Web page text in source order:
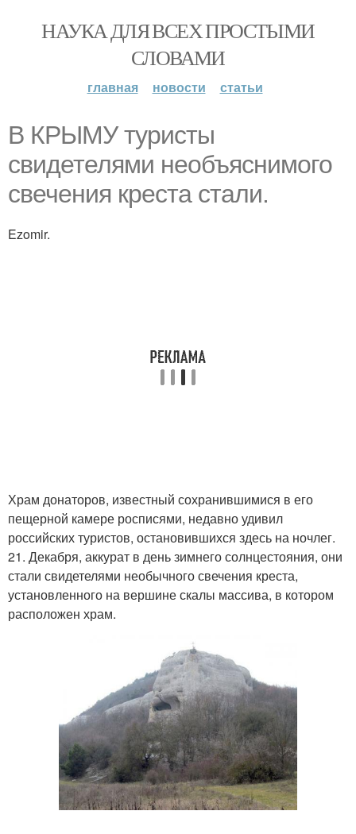
НАУКА ДЛЯ ВСЕХ ПРОСТЫМИ
СЛОВАМИ
главная новости статьи
В КРЫМУ туристы
свидетелями необъяснимого
свечения креста стали.
Ezomir.
Храм донаторов, известный сохранившимися в его
пещерной камере росписями, недавно удивил
российских туристов, остановившихся здесь на ночлег.
21. Декабря, аккурат в день зимнего солнцестояния, они
стали свидетелями необычного свечения креста,
установленного на вершине скалы массива, в котором
расположен храм.